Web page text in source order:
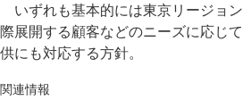
いずれも基本的には東京リージョ
際展開する顧客などのニーズに応じ
供にも対応する方針。
関連情報